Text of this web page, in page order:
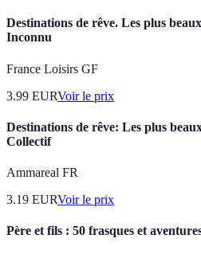
Destinations de rêve. Les plus
Inconnu
France Loisirs GF
3.99 EURVoir le prix
Destinations de rêve: Les plus
Collectif
Ammareal FR
3.19 EURVoir le prix
Père et fils : 50 frasques et